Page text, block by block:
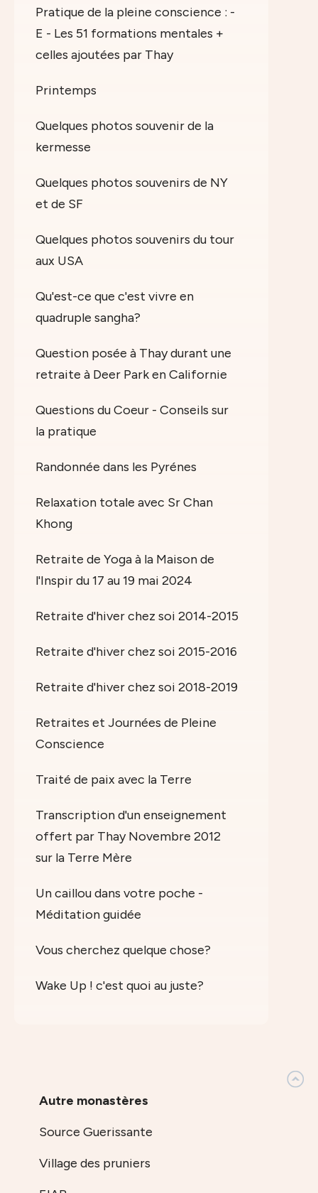
Pratique de la pleine conscience : -
E - Les 51 formations mentales +
celles ajoutées par Thay
Printemps
Quelques photos souvenir de la
kermesse
Quelques photos souvenirs de NY
et de SF
Quelques photos souvenirs du tour
aux USA
Qu'est-ce que c'est vivre en
quadruple sangha?
Question posée à Thay durant une
retraite à Deer Park en Californie
Questions du Coeur - Conseils sur
la pratique
Randonnée dans les Pyrénes
Relaxation totale avec Sr Chan
Khong
Retraite de Yoga à la Maison de
l'Inspir du 17 au 19 mai 2024
Retraite d'hiver chez soi 2014-2015
Retraite d'hiver chez soi 2015-2016
Retraite d'hiver chez soi 2018-2019
Retraites et Journées de Pleine
Conscience
Traité de paix avec la Terre
Transcription d'un enseignement
offert par Thay Novembre 2012
sur la Terre Mère
Un caillou dans votre poche -
Méditation guidée
Vous cherchez quelque chose?
Wake Up ! c'est quoi au juste?
Autre monastères
Source Guerissante
Village des pruniers